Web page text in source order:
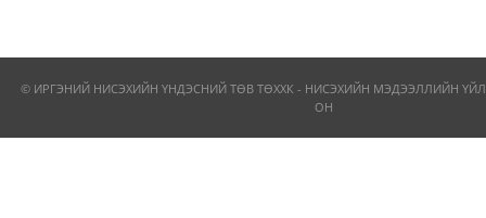
© ИРГЭНИЙ НИСЭХИЙН ҮНДЭСНИЙ ТӨВ ТӨХХК - НИСЭХИЙН МЭДЭЭЛЛИЙН
ОН